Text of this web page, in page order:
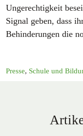
Ungerechtigkeit
Signal geben, dass
Behinderungen die
Presse, Schule und